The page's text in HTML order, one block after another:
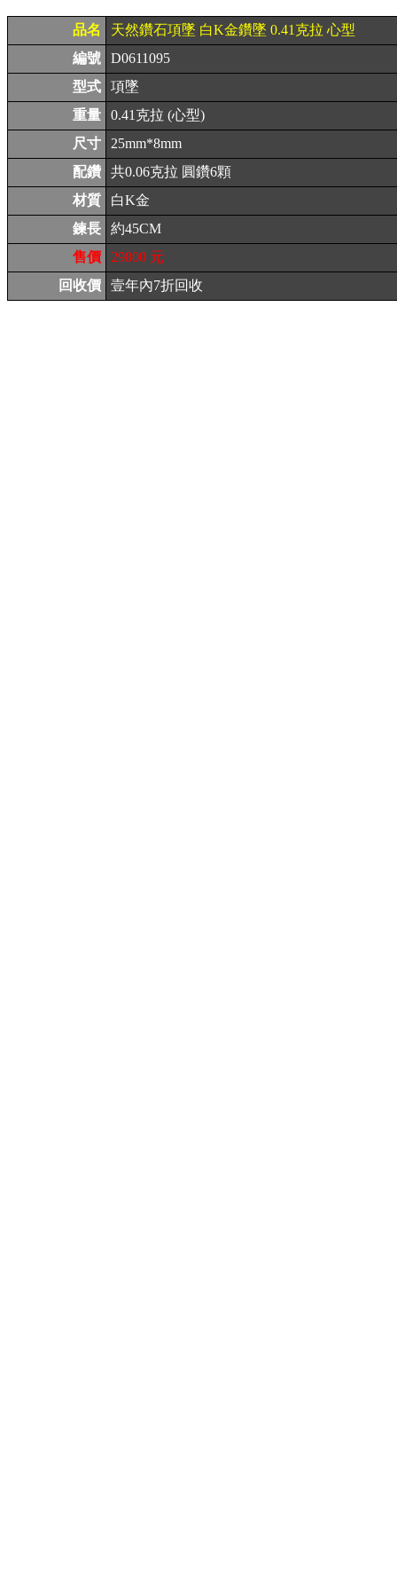
品名
天然鑽石項墜 白K金鑽墜 0.41克拉 心型
編號
D0611095
型式
項墜
重量
0.41克拉 (心型)
尺寸
25mm*8mm
配鑽
共0.06克拉 圓鑽6顆
材質
白K金
鍊長
約45CM
售價
29800 元
回收價
壹年內7折回收